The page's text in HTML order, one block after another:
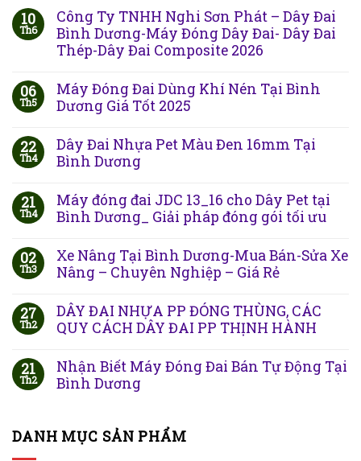
10
Th6
Công Ty TNHH Nghi Sơn Phát – Dây Đai
Bình Dương-Máy Đóng Dây Đai- Dây Đai
Thép-Dây Đai Composite 2026
06
Th5
Máy Đóng Đai Dùng Khí Nén Tại Bình
Dương Giá Tốt 2025
22
Th4
Dây Đai Nhựa Pet Màu Đen 16mm Tại
Bình Dương
21
Th4
Máy đóng đai JDC 13_16 cho Dây Pet tại
Bình Dương_ Giải pháp đóng gói tối ưu
02
Th3
Xe Nâng Tại Bình Dương-Mua Bán-Sửa Xe
Nâng – Chuyên Nghiệp – Giá Rẻ
27
Th2
DÂY ĐAI NHỰA PP ĐÓNG THÙNG, CÁC
QUY CÁCH DÂY ĐAI PP THỊNH HÀNH
21
Th2
Nhận Biết Máy Đóng Đai Bán Tự Động Tại
Bình Dương
DANH MỤC SẢN PHẨM